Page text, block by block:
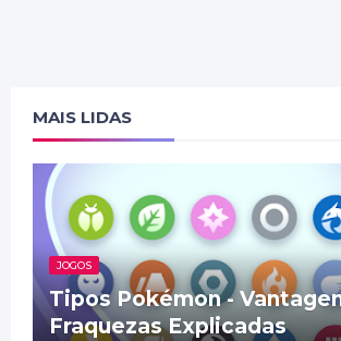
MAIS LIDAS
JOGOS
Tipos Pokémon -
Fraquezas Explicadas